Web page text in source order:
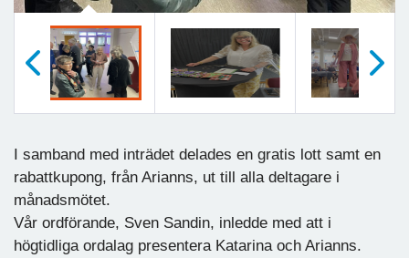
I samband med inträdet delades en gratis lott samt en
rabattkupong, från Arianns, ut till alla deltagare i
månadsmötet.
Vår ordförande, Sven Sandin, inledde med att i
högtidliga ordalag presentera Katarina och Arianns.